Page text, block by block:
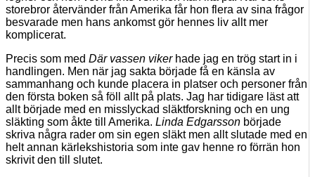
storebror återvänder från Amerika får hon flera av sina frågor
besvarade men hans ankomst gör hennes liv allt mer
komplicerat.
Precis som med Där vassen vikerhade jag en trög start in i
handlingen. Men när jag sakta började få en känsla av
sammanhang och kunde placera in platser och personer från
den första boken så föll allt på plats. Jag har tidigare läst att
allt började med en misslyckad släktforskning och en ung
släkting som åkte till Amerika. Linda Edgarsson började
skriva några rader om sin egen släkt men allt slutade med en
helt annan kärlekshistoria som inte gav henne ro förrän hon
skrivit den till slutet.